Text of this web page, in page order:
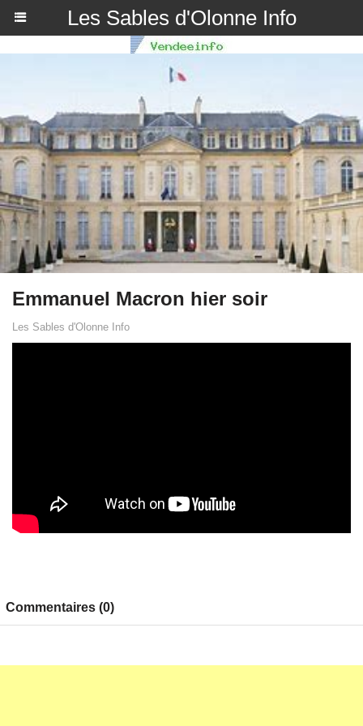
Les Sables d'Olonne Info
Emmanuel Macron hier soir
Les Sables d'Olonne Info
Commentaires (0)